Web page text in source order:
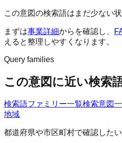
この意図の検索語はまだ少ない
まずは事業詳細からを確認し、
えると整理しやすくなります。
Query families
この意図に近い検索
検索語ファミリー一覧検索意図
地域
都道府県や市区町村で確認した